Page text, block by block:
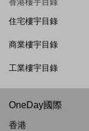
香港樓宇目錄
住宅樓宇目錄
商業樓宇目錄
工業樓宇目錄
OneDay國際
香港